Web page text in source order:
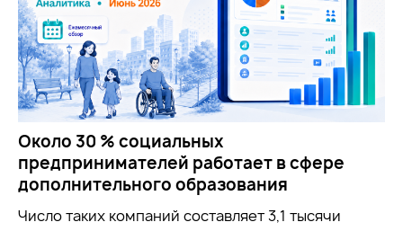
Около 30 % социальных
предпринимателей работает в сфере
дополнительного образования
Число таких компаний составляет 3,1 тысячи